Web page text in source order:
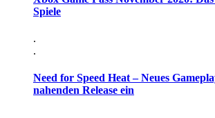
Spiele
.
.
Need for Speed Heat – Neues
nahenden Release ein